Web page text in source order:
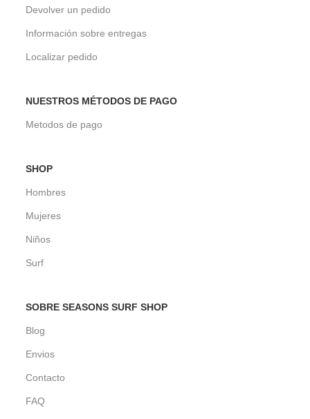
Devolver un pedido
Información sobre entregas
Localizar pedido
NUESTROS MÉTODOS DE PAGO
Metodos de pago
SHOP
Hombres
Mujeres
Niños
Surf
SOBRE SEASONS SURF SHOP
Blog
Envios
Contacto
FAQ